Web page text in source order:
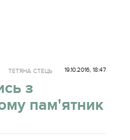
19.10.2016, 18:47
ТЕТЯНА СТЕЦЬ
з
пам'ятник